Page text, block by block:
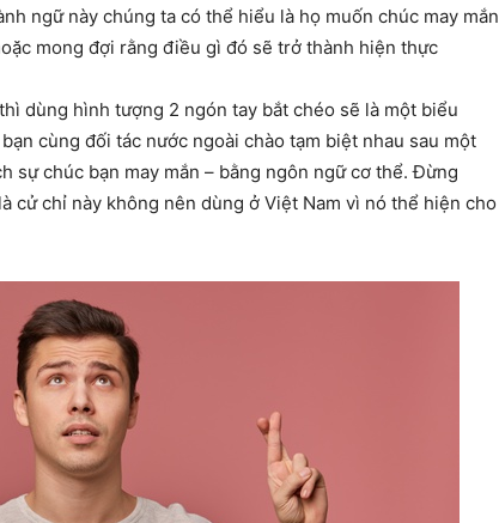
ngữ này chúng ta có thể hiểu là họ muốn chúc may mắn
mong đợi rằng điều gì đó sẽ trở thành hiện thực
dùng hình tượng 2 ngón tay bắt chéo sẽ là một biểu
cùng đối tác nước ngoài chào tạm biệt nhau sau một
sự chúc bạn may mắn – bằng ngôn ngữ cơ thể. Đừng
cử chỉ này không nên dùng ở Việt Nam vì nó thể hiện cho